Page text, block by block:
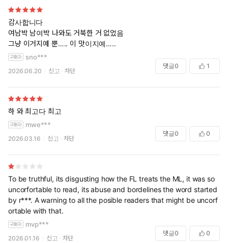
감사합니다
여남박 남여박 나와도 거북한 거 없었음
그냥 이거지예 뿐….. 이 맛이지예…..
sno***
2026.06.20 신고 차단
댓글0 1
하 와 최고다 최고
mwe***
2026.03.16 신고 차단
댓글0 0
To be truthful, its disgusting how the FL treats the ML, it was so
uncorfortable to read, its abuse and bordelines the word started
by r***. A warning to all the posible readers that might be uncorf
ortable with that.
mvp***
2026.01.16 신고 차단
댓글0 0